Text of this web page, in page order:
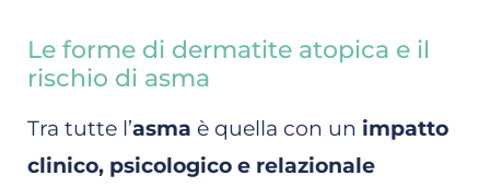
Le forme di dermatite atopica e il
rischio di asma
Tra tutte l’asma è quella con un impatto
clinico, psicologico e relazionale